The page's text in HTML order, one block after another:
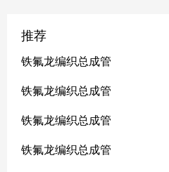
推荐
铁氟龙编织总成管
铁氟龙编织总成管
铁氟龙编织总成管
铁氟龙编织总成管